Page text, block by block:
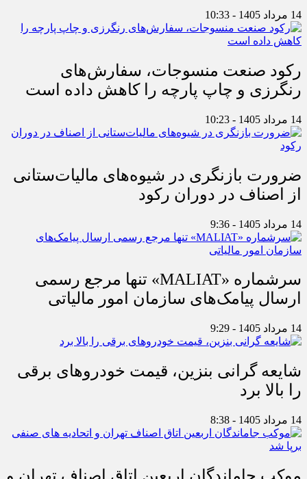
14 مرداد 1405 - 10:33
رکود صنعت منسوجات، سفارش‌های
رنگرزی و چاپ پارچه را کاهش داده است
14 مرداد 1405 - 10:23
ضرورت بازنگری در شیوه‌های مالیات‌ستانی
از اصناف در دوران رکود
14 مرداد 1405 - 9:36
سرشماره «MALIAT» تنها مرجع رسمی
ارسال پیامک‌های سازمان امور مالیاتی
14 مرداد 1405 - 9:29
شایعه گرانی بنزین، قیمت خودروهای برقی
را بالا برد
14 مرداد 1405 - 8:38